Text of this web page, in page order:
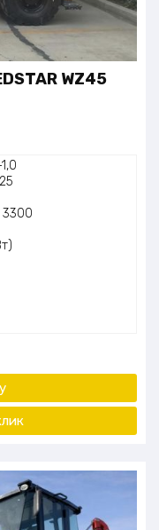
WZ45
3300